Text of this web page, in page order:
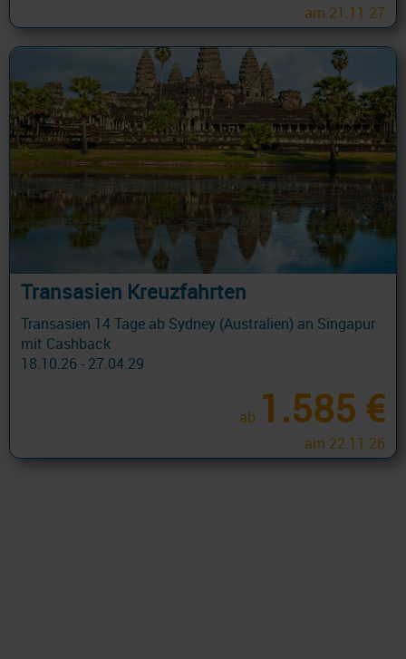
am 21.11.27
Transasien Kreuzfahrten
Transasien 14 Tage ab Sydney (Australien) an Singapur
mit Cashback
18.10.26 - 27.04.29
ab 1.585 €
am 22.11.26